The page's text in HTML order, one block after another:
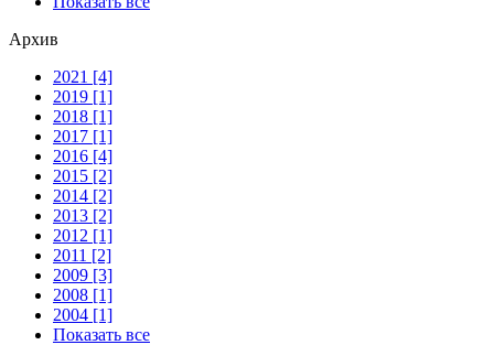
Архив
2021 [4]
2019 [1]
2018 [1]
2017 [1]
2016 [4]
2015 [2]
2014 [2]
2013 [2]
2012 [1]
2011 [2]
2009 [3]
2008 [1]
2004 [1]
Показать все